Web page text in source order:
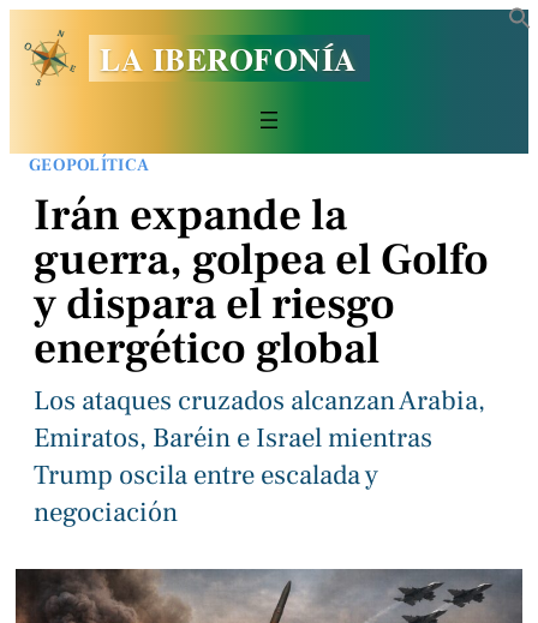
LA IBEROFONÍA
GEOPOLÍTICA
Irán expande la
guerra, golpea el Golfo
y dispara el riesgo
energético global
Los ataques cruzados alcanzan Arabia,
Emiratos, Baréin e Israel mientras
Trump oscila entre escalada y
negociación